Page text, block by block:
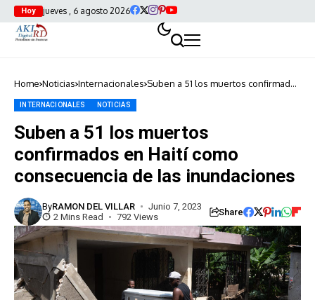
Hoy jueves , 6 agosto 2026
Home Noticias Internacionales Suben a 51 los muertos confirmados
INTERNACIONALES NOTICIAS
Suben a 51 los muertos
confirmados en Haití como
consecuencia de las inundaciones
ByRAMON DEL VILLAR
Junio 7, 2023
2 Mins Read
792 Views Share